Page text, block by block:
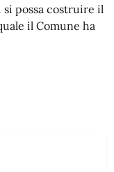
si possa costruire il
il Comune ha